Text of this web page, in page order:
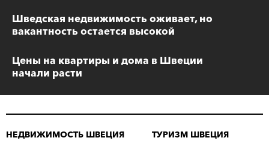
Шведская недвижимость оживает, но
вакантность остается высокой
Цены на квартиры и дома в Швеции
начали расти
НЕДВИЖИМОСТЬ ШВЕЦИЯ ТУРИЗМ ШВЕЦИЯ